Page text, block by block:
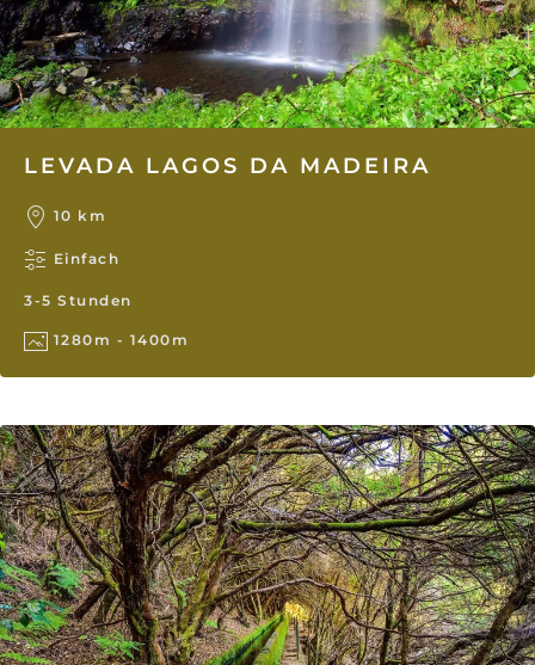
LEVADA LAGOS DA MADEIRA
10 km
Einfach
3-5 Stunden
1280m - 1400m